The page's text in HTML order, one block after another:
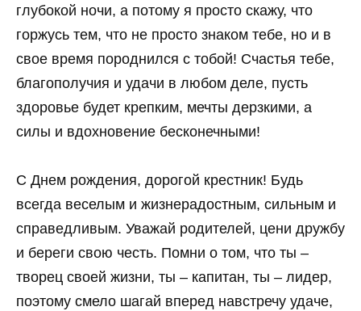
глубокой ночи, а потому я просто скажу, что
горжусь тем, что не просто знаком тебе, но и в
свое время породнился с тобой! Счастья тебе,
благополучия и удачи в любом деле, пусть
здоровье будет крепким, мечты дерзкими, а
силы и вдохновение бесконечными!
С Днем рождения, дорогой крестник! Будь
всегда веселым и жизнерадостным, сильным и
справедливым. Уважай родителей, цени дружбу
и береги свою честь. Помни о том, что ты –
творец своей жизни, ты – капитан, ты – лидер,
поэтому смело шагай вперед навстречу удаче,